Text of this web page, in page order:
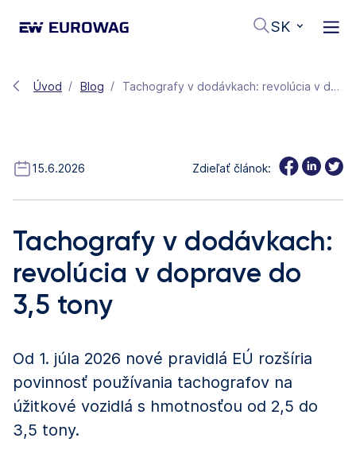
SK
Úvod Blog Tachografy v dodávkach: revolúcia v doprave do 3,5 tony
15.6.2026 Zdieľať článok:
Tachografy v dodávkach:
revolúcia v doprave do
3,5 tony
Od 1. júla 2026 nové pravidlá EÚ rozšíria
povinnosť používania tachografov na
úžitkové vozidlá s hmotnosťou od 2,5 do
3,5 tony.